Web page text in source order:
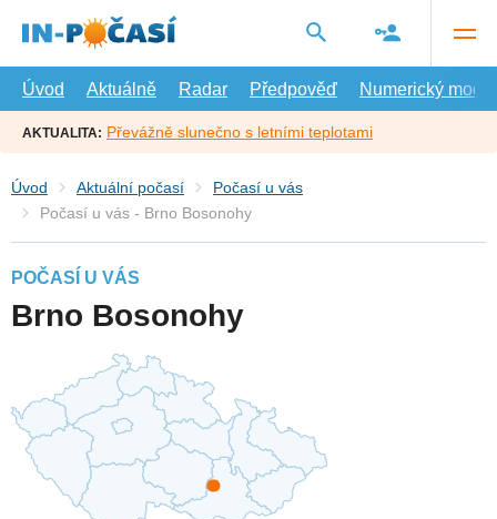
hlavní
Úvod
Aktuálně Radar Předpověď Numerický model
AKTUALITA: Převážně slunečno s letními teplotami
Úvod Aktuální počasí
Počasí u vás
Počasí u vás - Brno Bosonohy
POČASÍ U VÁS
Brno Bosonohy